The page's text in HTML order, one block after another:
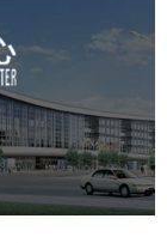
网站设计